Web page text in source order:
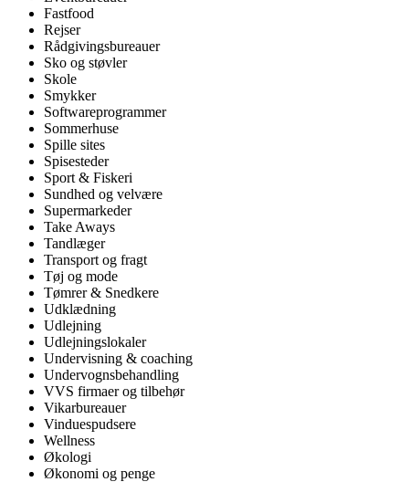
Fastfood
Rejser
Rådgivingsbureauer
Sko og støvler
Skole
Smykker
Softwareprogrammer
Sommerhuse
Spille sites
Spisesteder
Sport & Fiskeri
Sundhed og velvære
Supermarkeder
Take Aways
Tandlæger
Transport og fragt
Tøj og mode
Tømrer & Snedkere
Udklædning
Udlejning
Udlejningslokaler
Undervisning & coaching
Undervognsbehandling
VVS firmaer og tilbehør
Vikarbureauer
Vinduespudsere
Wellness
Økologi
Økonomi og penge